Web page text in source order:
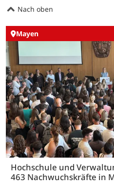
Nach oben
Mayen
Hochschule und
463 Nachwuchskräfte in